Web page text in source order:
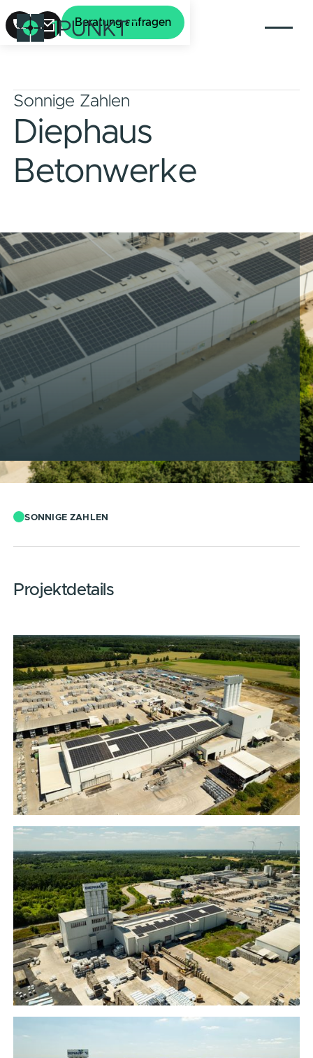
Beratung anfragen
Sonnige Zahlen
Diephaus
Betonwerke
SONNIGE ZAHLEN
Projektdetails